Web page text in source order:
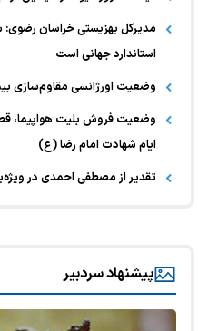
مدیرکل بهزیستی خراسان رضوی:
استاندارد جهانی است
وضعیت اورژانسی مقاوم‌سازی
وضعیت فروش بلیت هواپیما،
ایام شهادت امام رضا (ع)
تقدیر از مصطفی احمدی در
پیشنهاد سردبیر